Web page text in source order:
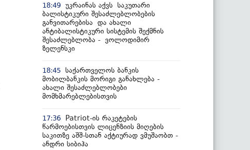
18:49 უკრაინას აქვს საკუთარი
ბალისტიკური შესაძლებლობების
განვითარებისა და ახალი
ანტიბალისტიკური სისტემის შექმნის
შესაძლებლობა - ვოლოდიმირ
ზელენსკი
18:45 საქართველოს ბანკის
მობილბანკის მორიგი განახლება -
ახალი შესაძლებლობები
მომხმარებლებისთვის
17:36
Patriot-ის რაკეტების
წარმოებისთვის ლიცენზიის მიღების
საკითზე აშშ-სთან აქტიურად ვმუშაობთ -
ანდრი სიბიჰა